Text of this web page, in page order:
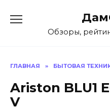
содержаниюОбзоры,
ГЛАВНАЯ » БЫТОВАЯ
Ariston BLU1
V